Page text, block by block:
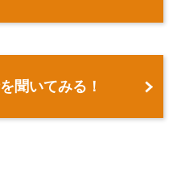
聞いてみる！